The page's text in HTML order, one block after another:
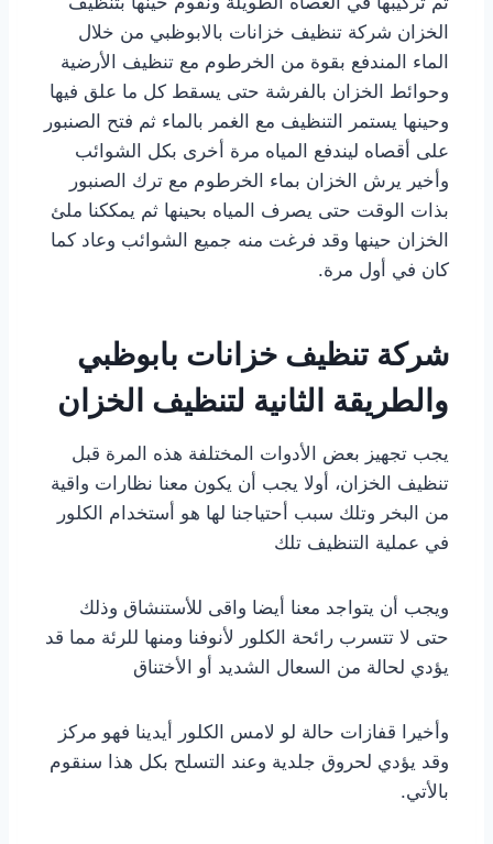
الخزان شركة تنظيف خزانات بالابوظبي من خلال
الماء المندفع بقوة من الخرطوم مع تنظيف الأرضية
وحوائط الخزان بالفرشة حتى يسقط كل ما علق فيها
وحينها يستمر التنظيف مع الغمر بالماء ثم فتح الصنبور
على أقصاه ليندفع المياه مرة أخرى بكل الشوائب
وأخير يرش الخزان بماء الخرطوم مع ترك الصنبور
بذات الوقت حتى يصرف المياه بحينها ثم يمككنا ملئ
الخزان حينها وقد فرغت منه جميع الشوائب وعاد كما
كان في أول مرة.
شركة تنظيف خزانات بابوظبي
والطريقة الثانية لتنظيف الخزان
يجب تجهيز بعض الأدوات المختلفة هذه المرة قبل
تنظيف الخزان، أولا يجب أن يكون معنا نظارات واقية
من البخر وتلك سبب أحتياجنا لها هو أستخدام الكلور
في عملية التنظيف تلك
ويجب أن يتواجد معنا أيضا واقى للأستنشاق وذلك
حتى لا تتسرب رائحة الكلور لأنوفنا ومنها للرئة مما قد
يؤدي لحالة من السعال الشديد أو الأختناق
وأخيرا قفازات حالة لو لامس الكلور أيدينا فهو مركز
وقد يؤدي لحروق جلدية وعند التسلح بكل هذا سنقوم
بالأتي.